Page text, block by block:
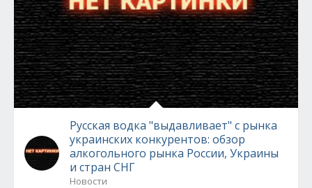
Русская водка "выдавливает" с рынка
украинских конкурентов: обзор
алкогольного рынка России, Украины
и стран СНГ
Новости